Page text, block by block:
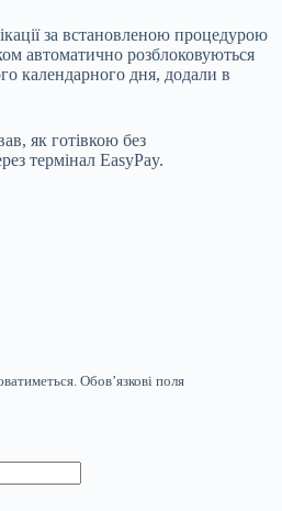
за встановленою процедурою
автоматично розблоковуються
календарного дня, додали в
як готівкою без
термінал EasyPay.
Обов’язкові поля